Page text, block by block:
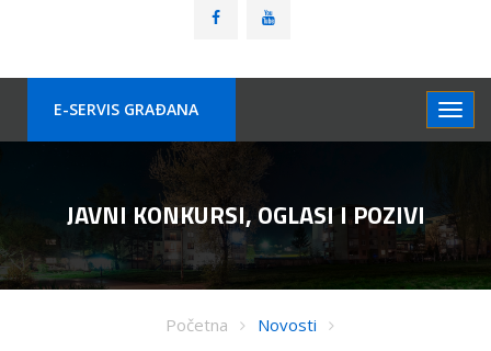
E-SERVIS GRAÐANA
JAVNI KONKURSI, OGLASI I POZIVI
Početna Novosti